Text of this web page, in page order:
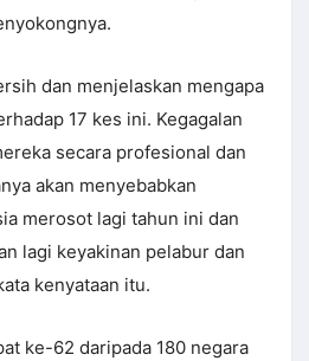
dan menjelaskan mengapa
17 kes ini. Kegagalan
secara profesional dan
akan menyebabkan
merosot lagi tahun ini dan
lagi keyakinan pelabur dan
kenyataan itu.
ke-62 daripada 180 negara